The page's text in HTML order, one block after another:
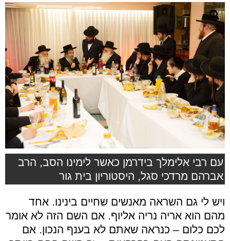
עם רבי אלימלך בידרמן כאשר לימינו הסב, הרב
אברהם מרדכי סגל, היסטוריון בית גור
ויש לי גם השראה מאנשים שחיים בינינו. אחד
מהם הוא אריה נריה אליוף. אם השם הזה לא אומר
לכם כלום – כנראה שאתם לא בענף הנכון. אם